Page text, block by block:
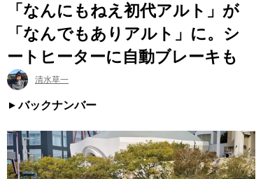
「なんにもねえ初代アルト」が
「なんでもありアルト」に。シ
ートヒーターに自動ブレーキも
清水草一
バックナンバー